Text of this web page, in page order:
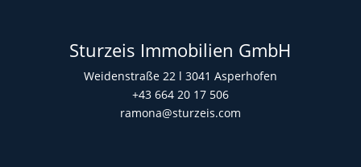
Sturzeis Immobilien GmbH
Weidenstraße 22 l 3041 Asperhofen
+43 664 20 17 506
ramona@sturzeis.com